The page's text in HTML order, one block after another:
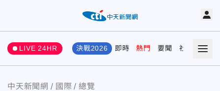
LIVE 24HR 決戰2026 即時 熱門 要聞 社會 娛樂
中天新聞網 國際 總覽